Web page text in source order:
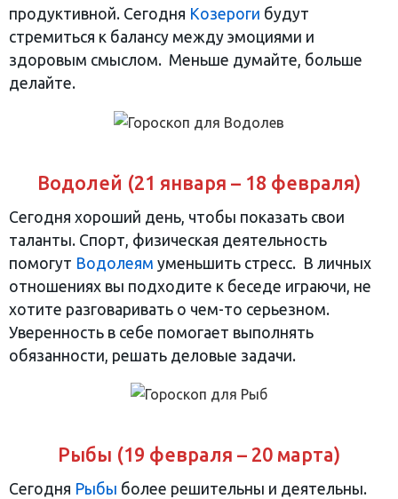
продуктивной. Сегодня Козероги будут
стремиться к балансу между эмоциями и
здоровым смыслом. Меньше думайте, больше
делайте.
Водолей (21 января – 18 февраля)
Сегодня хороший день, чтобы показать свои
таланты. Спорт, физическая деятельность
помогут Водолеям уменьшить стресс. В личных
отношениях вы подходите к беседе играючи, не
хотите разговаривать о чем-то серьезном.
Уверенность в себе помогает выполнять
обязанности, решать деловые задачи.
Рыбы (19 февраля – 20 марта)
Сегодня Рыбы более решительны и деятельны.